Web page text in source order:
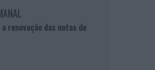
renovação das notas de